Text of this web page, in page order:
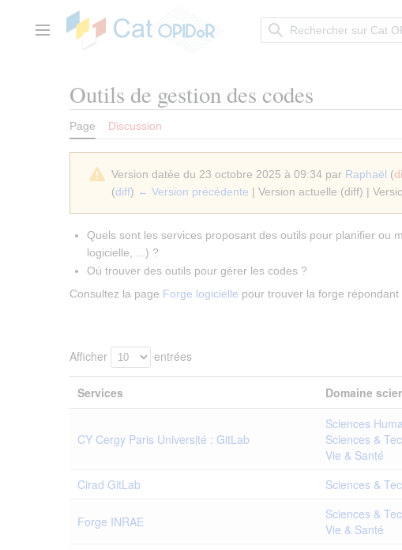
contenuMenu principal
Outils de gestion des codes
Page Discussion
Version datée du 23 octobre 2025 à 09:34 par Raphaël (
(diff) ← Version précédente | Version actuelle (diff) |
Quels sont les services proposant des outils pour planifier
logicielle, ...) ?
Où trouver des outils pour gérer les codes ?
Consultez la page Forge logicielle pour trouver la forge répondant
Afficher
entrées
Services Domaine
CY Cergy Paris Université : GitLab
Sciences
Sciences &
Vie & Santé
Cirad GitLab Sciences &
Forge INRAE
Sciences &
Vie & Santé